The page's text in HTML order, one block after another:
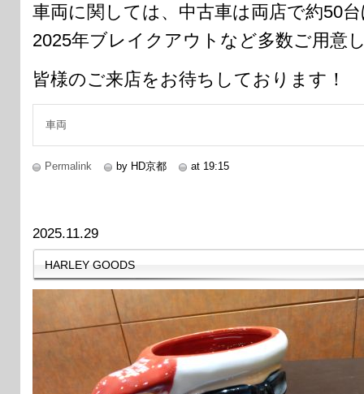
車両に関しては、中古車は両店で約50
2025年ブレイクアウトなど多数ご用意
皆様のご来店をお待ちしております！
車両
Permalink by HD京都 at 19:15
2025.11.29
HARLEY GOODS